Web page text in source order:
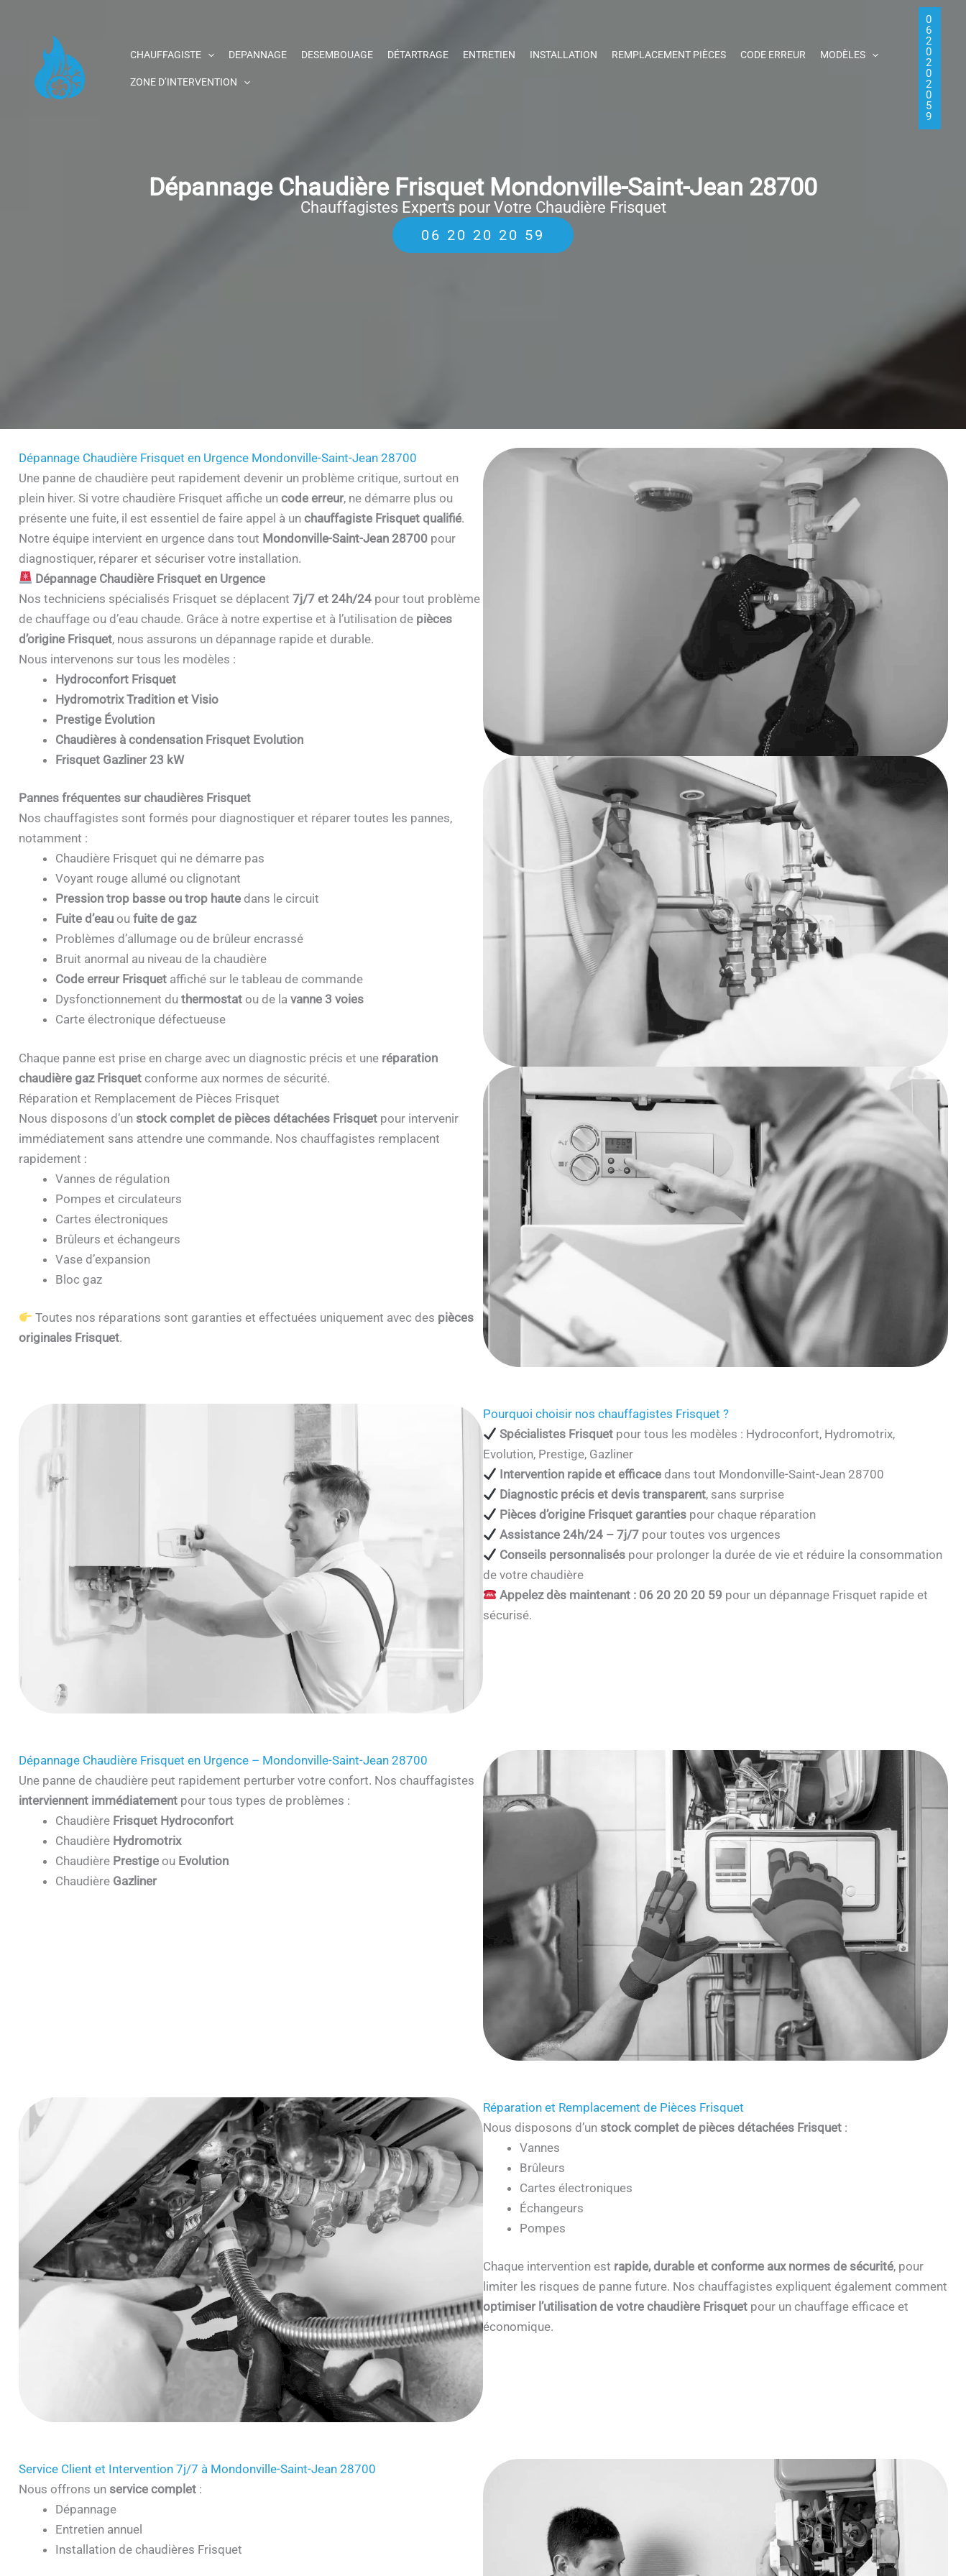
contenu
CHAUFFAGISTE DEPANNAGE DESEMBOUAGE DÉTARTRAGE ENTRETIEN INSTALLATION REMPLACEMENT PIÈCES CODE ERREUR MODÈLES
ZONE D’INTERVENTION
0
6
2
0
2
0
2
0
5
9
Dépannage Chaudière Frisquet Mondonville-Saint-Jean 28700
Chauffagistes Experts pour Votre Chaudière Frisquet
06 20 20 20 59
Dépannage Chaudière Frisquet en Urgence Mondonville-Saint-Jean 28700
Une panne de chaudière peut rapidement devenir un problème critique, surtout en
plein hiver. Si votre chaudière Frisquet affiche un code erreur, ne démarre plus ou
présente une fuite, il est essentiel de faire appel à un chauffagiste Frisquet qualifié.
Notre équipe intervient en urgence dans tout Mondonville-Saint-Jean 28700 pour
diagnostiquer, réparer et sécuriser votre installation.
Dépannage Chaudière Frisquet en Urgence
Nos techniciens spécialisés Frisquet se déplacent 7j/7 et 24h/24pour tout problème
de chauffage ou d’eau chaude. Grâce à notre expertise et à l’utilisation de pièces
d’origine Frisquet, nous assurons un dépannage rapide et durable.
Nous intervenons sur tous les modèles :
Hydroconfort Frisquet
Hydromotrix Tradition et Visio
Prestige Évolution
Chaudières à condensation Frisquet Evolution
Frisquet Gazliner 23 kW
Pannes fréquentes sur chaudières Frisquet
Nos chauffagistes sont formés pour diagnostiquer et réparer toutes les pannes,
notamment :
Chaudière Frisquet qui ne démarre pas
Voyant rouge allumé ou clignotant
Pression trop basse ou trop hautedans le circuit
Fuite d’eauou fuite de gaz
Problèmes d’allumage ou de brûleur encrassé
Bruit anormal au niveau de la chaudière
Code erreur Frisquetaffiché sur le tableau de commande
Dysfonctionnement du thermostatou de la vanne 3 voies
Carte électronique défectueuse
Chaque panne est prise en charge avec un diagnostic précis et une réparation
chaudière gaz Frisquetconforme aux normes de sécurité.
Réparation et Remplacement de Pièces Frisquet
Nous disposons d’un stock complet de pièces détachées Frisquetpour intervenir
immédiatement sans attendre une commande. Nos chauffagistes remplacent
rapidement :
Vannes de régulation
Pompes et circulateurs
Cartes électroniques
Brûleurs et échangeurs
Vase d’expansion
Bloc gaz
Toutes nos réparations sont garanties et effectuées uniquement avec des pièces
originales Frisquet.
Pourquoi choisir nos chauffagistes Frisquet ?
Spécialistes Frisquet pour tous les modèles : Hydroconfort, Hydromotrix,
Evolution, Prestige, Gazliner
Intervention rapide et efficace dans tout Mondonville-Saint-Jean 28700
Diagnostic précis et devis transparent, sans surprise
Pièces d’origine Frisquet garanties pour chaque réparation
Assistance 24h/24 – 7j/7 pour toutes vos urgences
Conseils personnalisés pour prolonger la durée de vie et réduire la consommation
de votre chaudière
Appelez dès maintenant : 06 20 20 20 59 pour un dépannage Frisquet rapide et
sécurisé.
Dépannage Chaudière Frisquet en Urgence – Mondonville-Saint-Jean 28700
Une panne de chaudière peut rapidement perturber votre confort. Nos chauffagistes
interviennent immédiatementpour tous types de problèmes :
Chaudière Frisquet Hydroconfort
Chaudière Hydromotrix
Chaudière Prestigeou Evolution
Chaudière Gazliner
Réparation et Remplacement de Pièces Frisquet
Nous disposons d’un stock complet de pièces détachées Frisquet :
Vannes
Brûleurs
Cartes électroniques
Échangeurs
Pompes
Chaque intervention est rapide, durable et conforme aux normes de sécurité, pour
limiter les risques de panne future. Nos chauffagistes expliquent également comment
optimiser l’utilisation de votre chaudière Frisquet pour un chauffage efficace et
économique.
Service Client et Intervention 7j/7 à Mondonville-Saint-Jean 28700
Nous offrons un service complet:
Dépannage
Entretien annuel
Installation de chaudières Frisquet